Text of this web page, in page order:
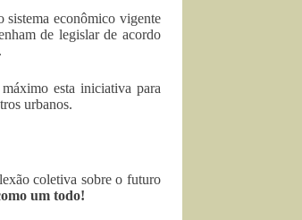
sistema econômico vigente
de legislar de acordo
esta iniciativa para
urbanos.
coletiva sobre o futuro
um todo!